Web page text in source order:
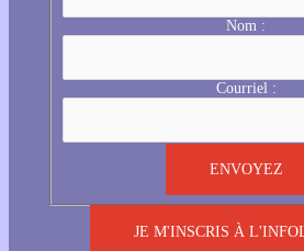
Nom :
Courriel :
JE M'INSCRIS À